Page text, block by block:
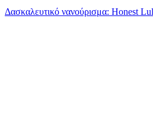
Δασκαλευτικό νανούρισμα: Honest